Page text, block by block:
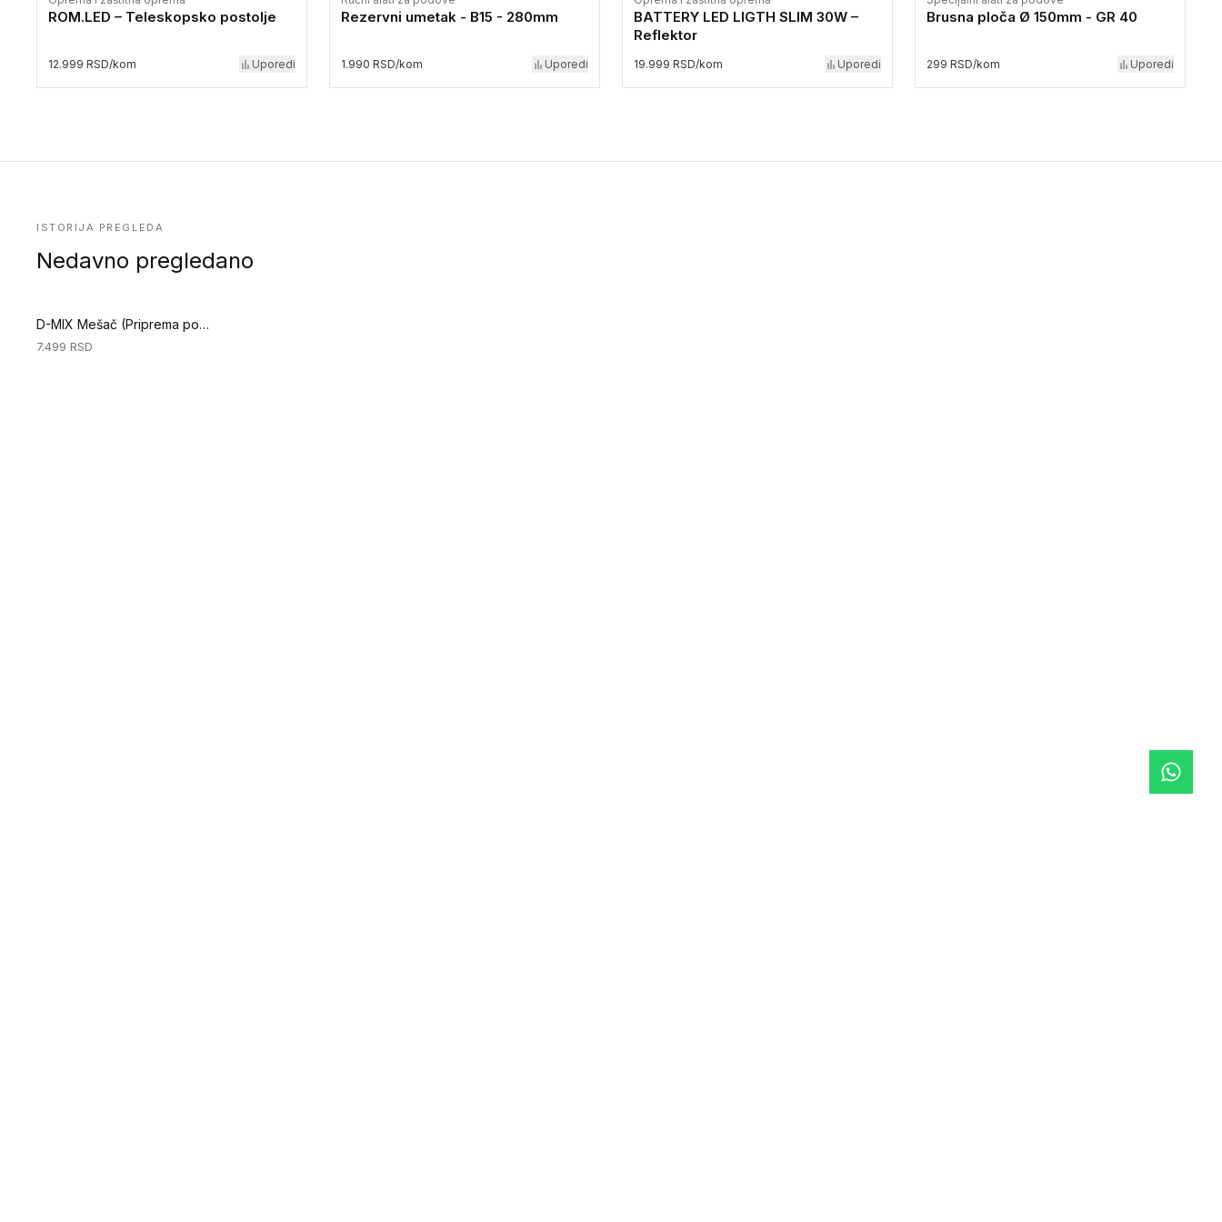
ROM.LED – Teleskopsko postolje
12.999 RSD/kom Uporedi
Rezervni umetak - B15 - 280mm
1.990 RSD/kom Uporedi
BATTERY LED LIGTH SLIM 30W –
Reflektor
19.999 RSD/kom Uporedi
Brusna ploča Ø 150mm - GR 40
299 RSD/kom Uporedi
ISTORIJA PREGLEDA
Nedavno pregledano
D-MIX Mešač (Priprema podloge)
7.499 RSD